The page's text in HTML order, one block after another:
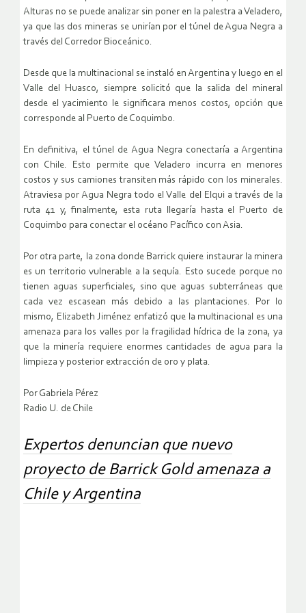
Alturas no se puede analizar sin poner en la palestra a Veladero,
ya que las dos mineras se unirían por el túnel de Agua Negra a
través del Corredor Bioceánico.
Desde que la multinacional se instaló en Argentina y luego en el
Valle del Huasco, siempre solicitó que la salida del mineral
desde el yacimiento le significara menos costos, opción que
corresponde al Puerto de Coquimbo.
En definitiva, el túnel de Agua Negra conectaría a Argentina
con Chile. Esto permite que Veladero incurra en menores
costos y sus camiones transiten más rápido con los minerales.
Atraviesa por Agua Negra todo el Valle del Elqui a través de la
ruta 41 y, finalmente, esta ruta llegaría hasta el Puerto de
Coquimbo para conectar el océano Pacífico con Asia.
Por otra parte, la zona donde Barrick quiere instaurar la minera
es un territorio vulnerable a la sequía. Esto sucede porque no
tienen aguas superficiales, sino que aguas subterráneas que
cada vez escasean más debido a las plantaciones. Por lo
mismo, Elizabeth Jiménez enfatizó que la multinacional es una
amenaza para los valles por la fragilidad hídrica de la zona, ya
que la minería requiere enormes cantidades de agua para la
limpieza y posterior extracción de oro y plata.
Por Gabriela Pérez
Radio U. de Chile
Expertos denuncian que nuevo
proyecto de Barrick Gold amenaza a
Chile y Argentina